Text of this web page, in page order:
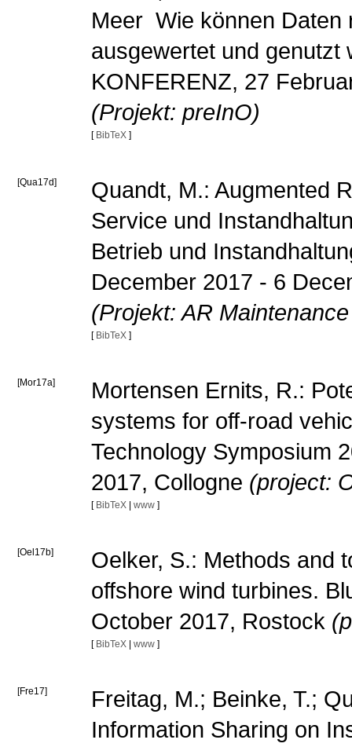
Meer  Wie können
ausgewertet und genutzt
KONFERENZ, 27
(Projekt: preInO)
[ BibTeX ]
[Qua17d]
Quandt, M.: Augmented
Service und
Betrieb und
December 2017 - 6
(Projekt: AR
[ BibTeX ]
[Mor17a]
Mortensen Ernits, R.:
systems for off-road
Technology Symposium
2017, Collogne (project:
[ BibTeX| www ]
[Oel17b]
Oelker, S.: Methods and
offshore wind turbines.
October 2017, Rostock
[ BibTeX| www ]
[Fre17]
Freitag, M.; Beinke, T.;
Information Sharing on